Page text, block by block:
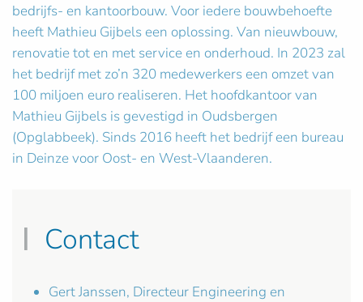
bedrijfs- en kantoorbouw. Voor iedere bouwbehoefte
heeft Mathieu Gijbels een oplossing. Van nieuwbouw,
renovatie tot en met service en onderhoud. In 2023 zal
het bedrijf met zo’n 320 medewerkers een omzet van
100 miljoen euro realiseren. Het hoofdkantoor van
Mathieu Gijbels is gevestigd in Oudsbergen
(Opglabbeek). Sinds 2016 heeft het bedrijf een bureau
in Deinze voor Oost- en West-Vlaanderen.
Contact
Gert Janssen, Directeur Engineering en